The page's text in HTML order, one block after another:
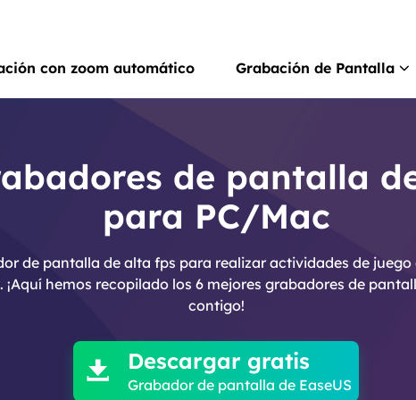
con zoom automático Grabación de Pantalla
de pantalla
para PC/Mac
de pantalla de alta fps para realizar actividades de
hemos recopilado los 6 mejores grabadores de
contigo!
 Descargar gratis
Grabador de pantalla de EaseUS